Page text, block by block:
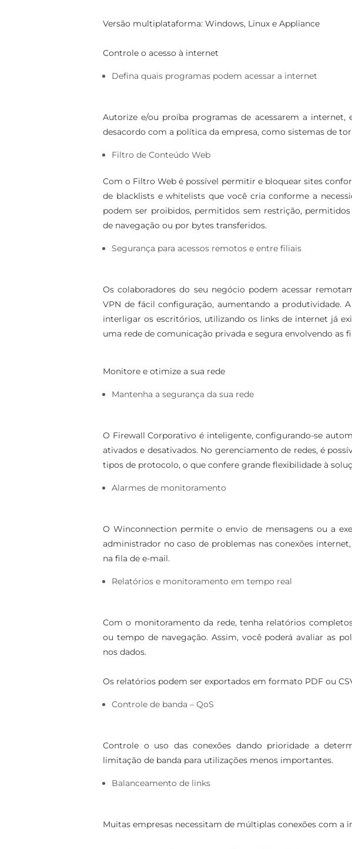
Versão multiplataforma: Windows, Linux e Appliance
Controle o acesso à internet
Defina quais programas podem acessar a internet
Autorize e/ou proíba programas de acessarem a
desacordo com a política da empresa, como sistemas de
Filtro de Conteúdo Web
Com o Filtro Web é possível permitir e bloquear sites
de blacklists e whitelists que você cria conforme a
podem ser proibidos, permitidos sem restrição,
de navegação ou por bytes transferidos.
Segurança para acessos remotos e entre filiais
Os colaboradores do seu negócio podem acessar
VPN de fácil configuração, aumentando a produtividade.
interligar os escritórios, utilizando os links de internet já
uma rede de comunicação privada e segura envolvendo as
Monitore e otimize a sua rede
Mantenha a segurança da sua rede
O Firewall Corporativo é inteligente, configurando-se
ativados e desativados. No gerenciamento de redes, é
tipos de protocolo, o que confere grande flexibilidade à
Alarmes de monitoramento
O Winconnection permite o envio de mensagens ou a
administrador no caso de problemas nas conexões
na fila de e-mail.
​​Relatórios e monitoramento em tempo real
Com o monitoramento da rede, tenha relatórios
ou tempo de navegação. Assim, você poderá avaliar as
nos dados.
Os relatórios podem ser exportados em formato PDF ou
​​Controle de banda – QoS
Controle o uso das conexões dando prioridade a
limitação de banda para utilizações menos importantes.
​Balanceamento de links
Muitas empresas necessitam de múltiplas conexões com a